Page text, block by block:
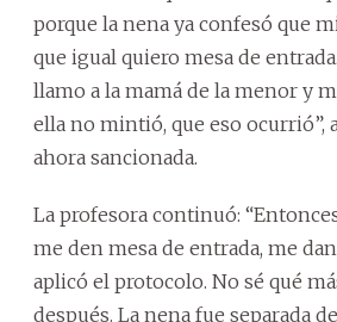
porque la nena ya confesó que
que igual quiero mesa de
llamo a la mamá de la menor y
ella no mintió, que eso ocurrió”,
ahora sancionada.
La profesora continuó:
me den mesa de entrada, me
aplicó el protocolo. No sé qué
después. La nena fue separada